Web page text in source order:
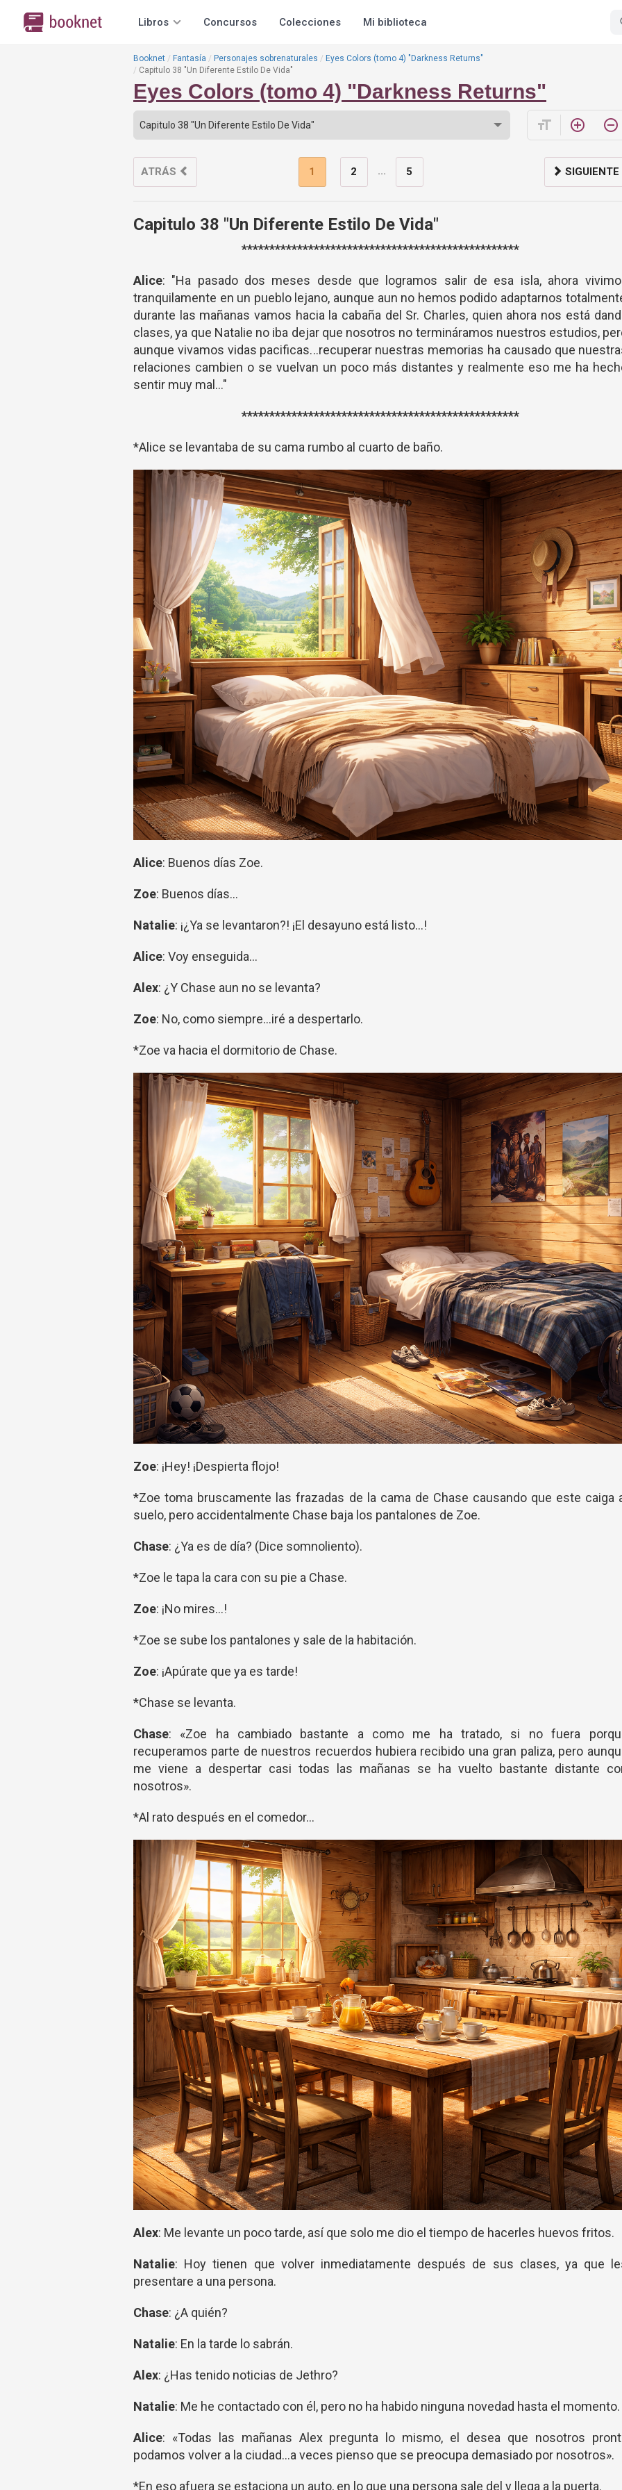
Libros Concursos Colecciones Mi biblioteca
Booknet Fantasía Personajes sobrenaturales
Eyes Colors (tomo 4) "Darkness Returns"
Capitulo 38 "Un Diferente Estilo De Vida"
Eyes Colors (tomo 4) "Darkness Returns"
format_size add_circle_outline remove_circle_outline
ATRÁS 1 2 ... 5 SIGUIENTE
Capitulo 38 "Un Diferente Estilo De Vida"
**************************************************
Alice: "Ha pasado dos meses desde que logramos salir de esa isla, ahora
tranquilamente en un pueblo lejano, aunque aun no hemos podido adaptarnos
durante las mañanas vamos hacia la cabaña del Sr. Charles, quien ahora nos está
clases, ya que Natalie no iba dejar que nosotros no termináramos nuestros estudios,
aunque vivamos vidas pacificas...recuperar nuestras memorias ha causado que
relaciones cambien o se vuelvan un poco más distantes y realmente eso me ha
sentir muy mal..."
**************************************************
*Alice se levantaba de su cama rumbo al cuarto de baño.
Alice: Buenos días Zoe.
Zoe: Buenos días...
Natalie: ¡¿Ya se levantaron?! ¡El desayuno está listo...!
Alice: Voy enseguida...
Alex: ¿Y Chase aun no se levanta?
Zoe: No, como siempre...iré a despertarlo.
*Zoe va hacia el dormitorio de Chase.
Zoe: ¡Hey! ¡Despierta flojo!
*Zoe toma bruscamente las frazadas de la cama de Chase causando que este caiga
suelo, pero accidentalmente Chase baja los pantalones de Zoe.
Chase: ¿Ya es de día? (Dice somnoliento).
*Zoe le tapa la cara con su pie a Chase.
Zoe: ¡No mires...!
*Zoe se sube los pantalones y sale de la habitación.
Zoe: ¡Apúrate que ya es tarde!
*Chase se levanta.
Chase: «Zoe ha cambiado bastante a como me ha tratado, si no fuera
recuperamos parte de nuestros recuerdos hubiera recibido una gran paliza, pero
me viene a despertar casi todas las mañanas se ha vuelto bastante distante
nosotros».
*Al rato después en el comedor...
Alex: Me levante un poco tarde, así que solo me dio el tiempo de hacerles huevos fritos.
Natalie: Hoy tienen que volver inmediatamente después de sus clases, ya que
presentare a una persona.
Chase: ¿A quién?
Natalie: En la tarde lo sabrán.
Alex: ¿Has tenido noticias de Jethro?
Natalie: Me he contactado con él, pero no ha habido ninguna novedad hasta el momento.
Alice: «Todas las mañanas Alex pregunta lo mismo, el desea que nosotros
podamos volver a la ciudad...a veces pienso que se preocupa demasiado por nosotros».
*En eso afuera se estaciona un auto, en lo que una persona sale del y llega a la puerta.